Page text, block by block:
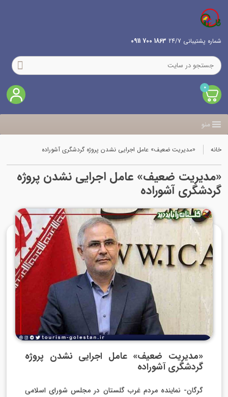
شماره پشتیبانی 24/7 1863 700 0911
0
منو
خانه «مدیریت ضعیف» عامل اجرایی نشدن پروژه گردشگری آشوراده
«مدیریت ضعیف» عامل اجرایی نشدن پروژه
گردشگری آشوراده
«مدیریت ضعیف» عامل اجرایی نشدن پروژه
گردشگری آشوراده
گرگان- نماینده مردم غرب گلستان در مجلس شورای اسلامی